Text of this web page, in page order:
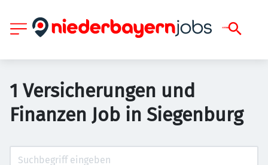
1 Versicherungen und
Finanzen Job in Siegenburg